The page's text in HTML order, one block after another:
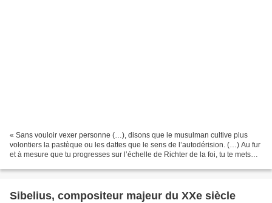
« Sans vouloir vexer personne (…), disons que le musulman cultive plus
volontiers la pastèque ou les dattes que le sens de l’autodérision. (…) Au fur
et à mesure que tu progresses sur l’échelle de Richter de la foi, tu te mets
Sibelius, compositeur majeur du XXe siècle